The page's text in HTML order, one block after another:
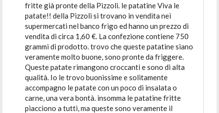
fritte già pronte della Pizzoli. le patatine Viva le
patate!! della Pizzoli si trovano in vendita nei
supermercati nel banco frigo ed hanno un prezzo di
vendita di circa 1,60 €. La confezione contiene 750
grammi di prodotto. trovo che queste patatine siano
veramente molto buone, sono pronte da friggere.
Queste patate rimangono croccanti e sono di alta
qualità. Io le trovo buonissime e solitamente
accompagno le patate con un poco di insalata o
carne, una vera bontà. insomma le patatine fritte
piacciono a tutti, ma queste sono veramente il